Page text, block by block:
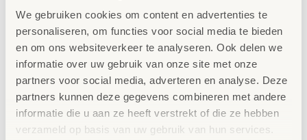
We gebruiken cookies om content en advertenties te
personaliseren, om functies voor social media te bieden
en om ons websiteverkeer te analyseren. Ook delen we
informatie over uw gebruik van onze site met onze
partners voor social media, adverteren en analyse. Deze
partners kunnen deze gegevens combineren met andere
informatie die u aan ze heeft verstrekt of die ze hebben
verzameld op basis van uw gebruik van hun services.
TreeNside
Biokunststof schalen
set 6/St. gekleurd
TreeNside
Biokunststof schalen
set 5/St. geel